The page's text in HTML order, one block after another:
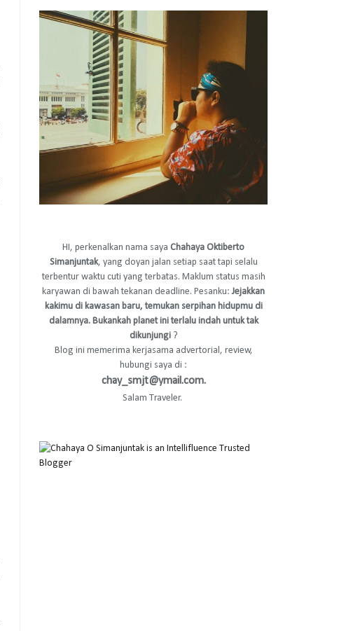
HI, perkenalkan nama saya Chahaya Oktiberto
Simanjuntak, yang doyan jalan setiap saat tapi selalu
terbentur waktu cuti yang terbatas. Maklum status masih
karyawan di bawah tekanan deadline. Pesanku:Jejakkan
kakimu di kawasan baru, temukan serpihan hidupmu di
dalamnya. Bukankah planet ini terlalu indah untuk tak
dikunjungi?
Blog ini memerima kerjasama advertorial, review,
hubungi saya di :
chay_smjt@ymail.com.
Salam Traveler.